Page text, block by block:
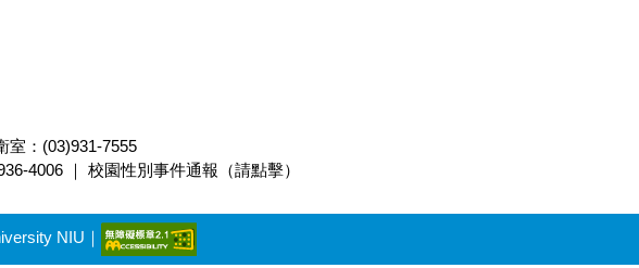
室：(03)931-7555
4006 ｜ 校園性別事件通報（請點擊）
NIU｜